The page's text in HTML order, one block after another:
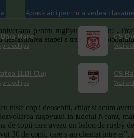
Apasă aici pentru a vedea
Mare
echipă
CS
Vezi
ELBI Cluj
echipă
CS
Vezi
pentru rugbyul neamtean:
etapei a treia a
niste copii deosebiti, chiar si acum
rugbyului in judetul Neamt,
copii care aveau un balon de rugby
30 de copii, care s-au chemat intre ei”,